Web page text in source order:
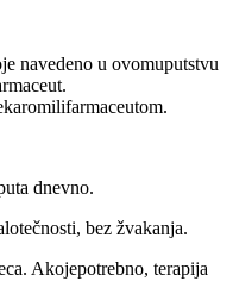
navedeno u ovomuputstvu
dnevno.
bez žvakanja.
Akojepotrebno, terapija